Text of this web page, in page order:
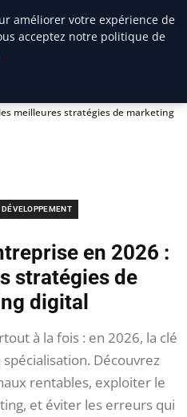
Tete
meilleures stratégies de marketing
DÉVELOPPEMENT
en 2026 :
stratégies de
digital
à la fois : en 2026, la clé
spécialisation. Découvrez
rentables, exploiter le
et éviter les erreurs qui
améliorer votre expérience de
acceptez notre politique de